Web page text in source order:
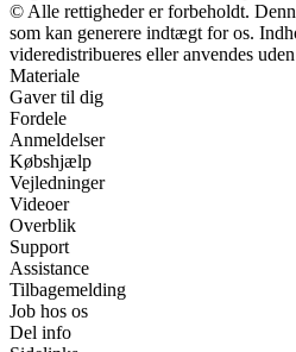
© Alle rettigheder er forbeholdt.
som kan generere indtægt for os.
videredistribueres eller anvendes
Materiale
Gaver til dig
Fordele
Anmeldelser
Købshjælp
Vejledninger
Videoer
Overblik
Support
Assistance
Tilbagemelding
Job hos os
Del info